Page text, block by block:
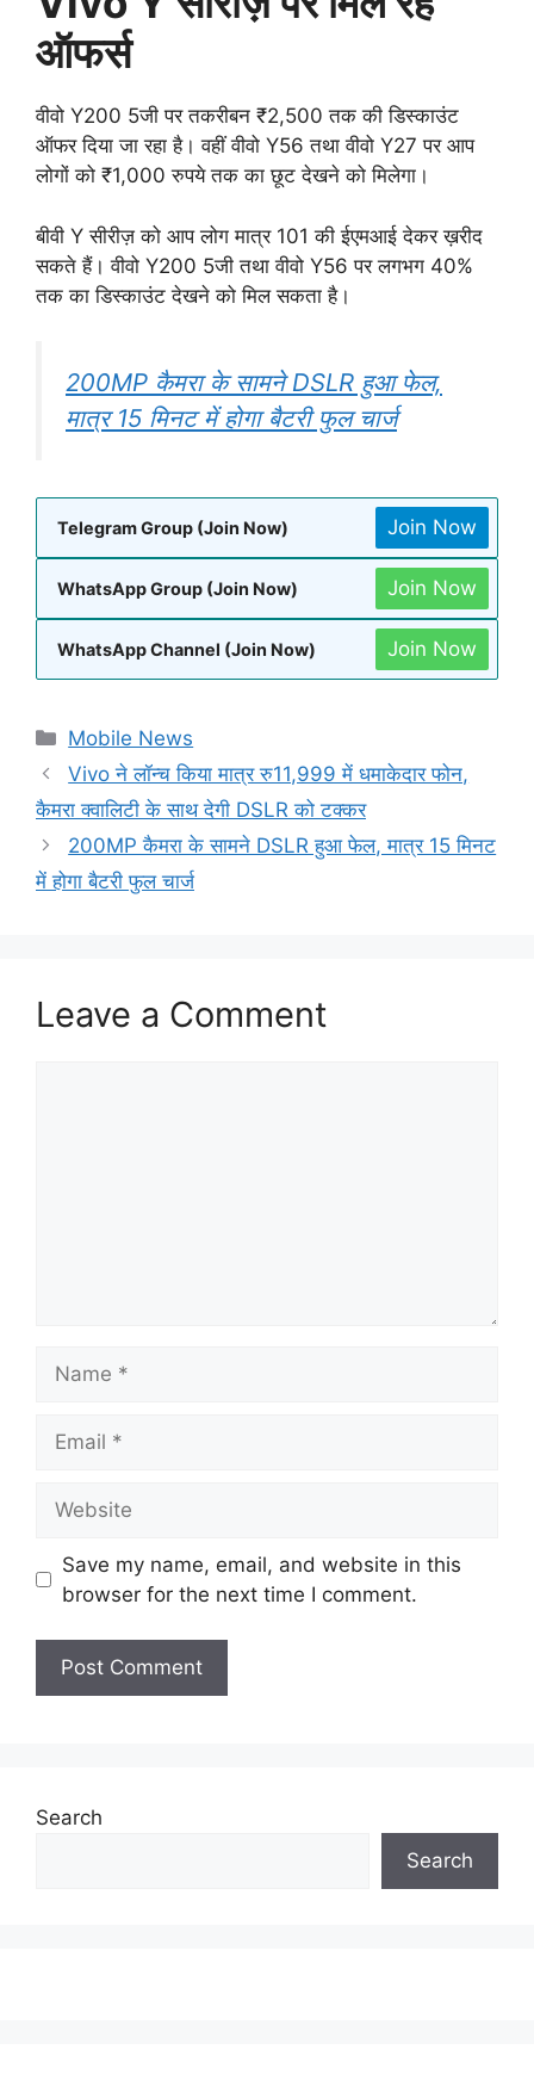
ऑफर्स
वीवो Y200 5जी पर तकरीबन ₹2,500 तक की डिस्काउंट
ऑफर दिया जा रहा है। वहीं वीवो Y56 तथा वीवो Y27 पर आप
लोगों को ₹1,000 रुपये तक का छूट देखने को मिलेगा।
बीवी Y सीरीज़ को आप लोग मात्र 101 की ईएमआई देकर ख़रीद
सकते हैं। वीवो Y200 5जी तथा वीवो Y56 पर लगभग 40%
तक का डिस्काउंट देखने को मिल सकता है।
200MP कैमरा के सामने DSLR हुआ फेल,
मात्र 15 मिनट में होगा बैटरी फुल चार्ज
Telegram Group (Join Now) Join Now
WhatsApp Group (Join Now) Join Now
WhatsApp Channel (Join Now) Join Now
Categories
Mobile News
Vivo ने लॉन्च किया मात्र रु11,999 में धमाकेदार फोन,
कैमरा क्वालिटी के साथ देगी DSLR को टक्कर
200MP कैमरा के सामने DSLR हुआ फेल, मात्र 15 मिनट
में होगा बैटरी फुल चार्ज
Leave a Comment
Save my name, email, and website in this
browser for the next time I comment.
Search
Search